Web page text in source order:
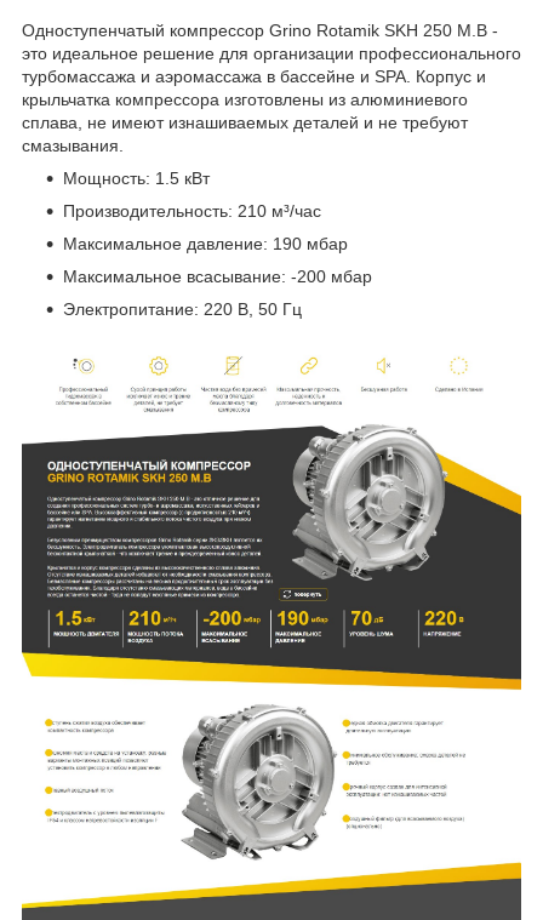
Одноступенчатый компрессор Grino Rotamik SKH 250 M.В -
это идеальное решение для организации профессионального
турбомассажа и аэромассажа в бассейне и SPA. Корпус и
крыльчатка компрессора изготовлены из алюминиевого
сплава, не имеют изнашиваемых деталей и не требуют
смазывания.
Мощность: 1.5 кВт
Производительность: 210 м³/час
Максимальное давление: 190 мбар
Максимальное всасывание: -200 мбар
Электропитание: 220 В, 50 Гц